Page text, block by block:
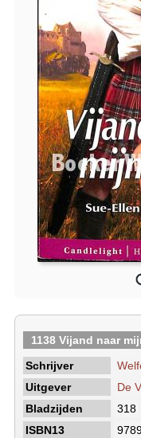
1138 Vijand naar
Schrijver
Uitgever
De
Bladzijden
318
ISBN13